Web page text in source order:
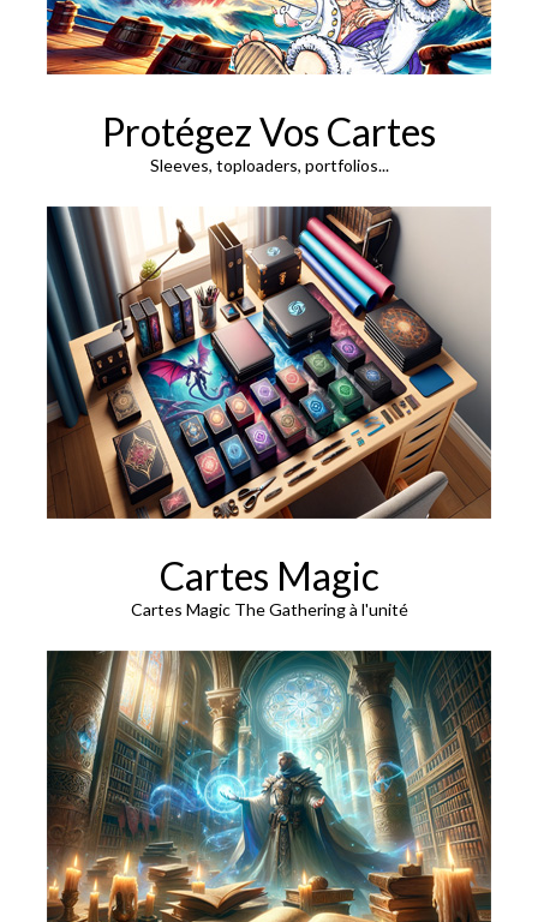
Protégez Vos Cartes
Sleeves, toploaders, portfolios...
Cartes Magic
Cartes Magic The Gathering à l'unité